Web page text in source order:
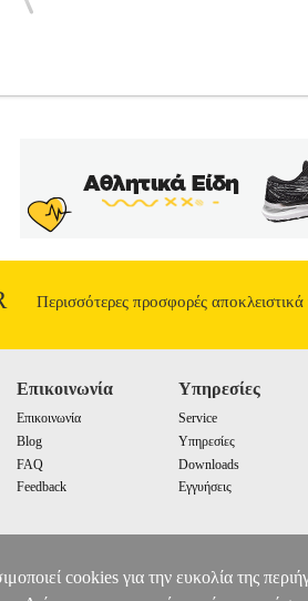
Περισσότερες προσφορές
Επικοινωνία
Επικοινωνία
Blog
FAQ
Feedback
Υπηρεσίες
Service
Υπηρεσίες
Downloads
Εγγυήσεις
cookies για την ευκολία της